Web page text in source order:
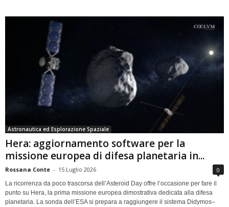
Astronautica ed Esplorazione Spaziale
Hera: aggiornamento software per la
missione europea di difesa planetaria in...
Rossana Conte - 15 Luglio 2026 0
La ricorrenza da poco trascorsa dell’Asteroid Day offre l’occasione per fare il
punto su Hera, la prima missione europea dimostrativa dedicata alla difesa
planetaria. La sonda dell’ESA si prepara a raggiungere il sistema Didymos–